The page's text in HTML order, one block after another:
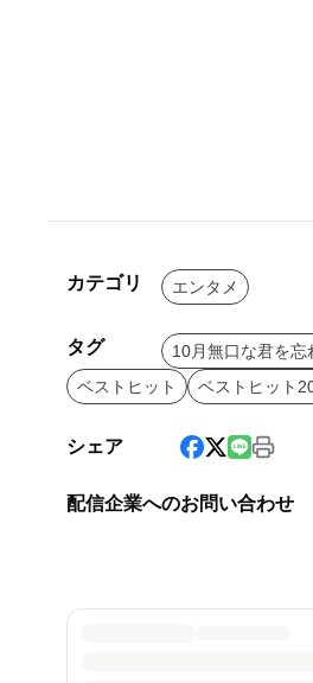
カテゴリ エンタメ
タグ 10月無口な君を忘
ベストヒット
ベストヒット
シェア
配信企業へのお問い合わせ